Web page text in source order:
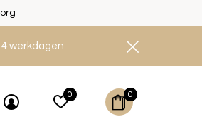
werkdagen.
0 0